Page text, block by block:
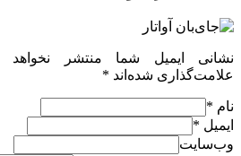
نشانی ایمیل شما منتشر نخواهد
علامت‌گذاری شده‌اند *
نام *
ایمیل *
وب‌سایت